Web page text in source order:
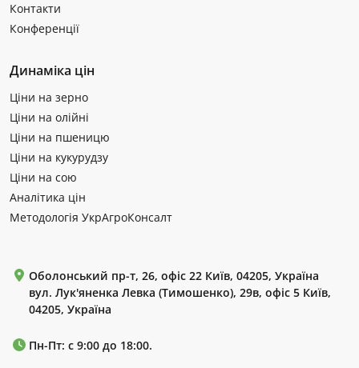
Контакти
Конференції
Динаміка цін
Ціни на зерно
Ціни на олійні
Ціни на пшеницю
Ціни на кукурудзу
Ціни на сою
Аналітика цін
Методологія УкрАгроКонсалт
Оболонський пр-т, 26, офіс 22 Київ, 04205, Україна
вул. Лук'яненка Левка (Тимошенко), 29в, офіс 5 Київ,
04205, Україна
Пн-Пт: с 9:00 до 18:00.